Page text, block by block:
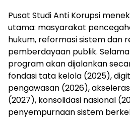
Pusat Studi Anti Korupsi
utama: masyarakat
hukum, reformasi sistem dan
pemberdayaan publik.
program akan dijalankan
fondasi tata kelola (2025),
pengawasan (2026),
(2027), konsolidasi nasional
penyempurnaan sistem